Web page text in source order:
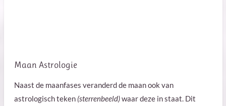
Maan Astrologie
Naast de maanfases veranderd de maan ook van
astrologisch teken(sterrenbeeld)waar deze in staat. Dit